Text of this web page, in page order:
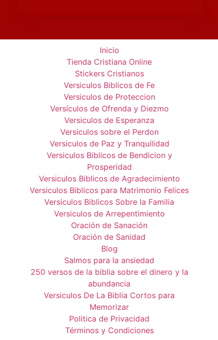
Inicio
Tienda Cristiana Online
Stickers Cristianos
Versiculos Biblicos de Fe
Versiculos de Proteccion
Versículos de Ofrenda y Diezmo
Versiculos de Esperanza
Versiculos sobre el Perdon
Versiculos de Paz y Tranquilidad
Versiculos Biblicos de Bendicion y
Prosperidad
Versiculos Biblicos de Agradecimiento
Versiculos Biblicos para Matrimonio Felices
Versiculos Biblicos Sobre la Familia
Versiculos de Arrepentimiento
Oración de Sanación
Oración de Sanidad
Blog
Salmos para la ansiedad
250 versos de la biblia sobre el dinero y la
abundancia
Versiculos De La Biblia Cortos para
Memorizar
Politica de Privacidad
Términos y Condiciones